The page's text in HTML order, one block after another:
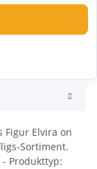
Figur Elvira on
Sortiment.
Produkttyp: